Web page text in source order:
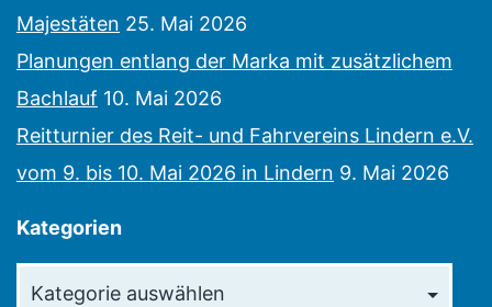
Majestäten 25. Mai 2026
Planungen entlang der Marka mit zusätzlichem
Bachlauf 10. Mai 2026
Reitturnier des Reit- und Fahrvereins Lindern e.V.
vom 9. bis 10. Mai 2026 in Lindern 9. Mai 2026
Kategorien